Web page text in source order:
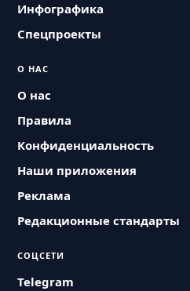
Инфографика
Спецпроекты
О НАС
О нас
Правила
Конфиденциальность
Наши приложения
Реклама
Редакционные стандарты
СОЦСЕТИ
Telegram